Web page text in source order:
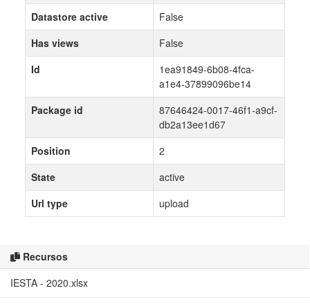
Recursos
IESTA - 2020.xlsx
Datastore active
False
Has views
False
Id
1ea91849-6b08-4fca-
a1e4-37899096be14
Package id
87646424-0017-46f1-a9cf-
db2a13ee1d67
Position
2
State
active
Url type
upload